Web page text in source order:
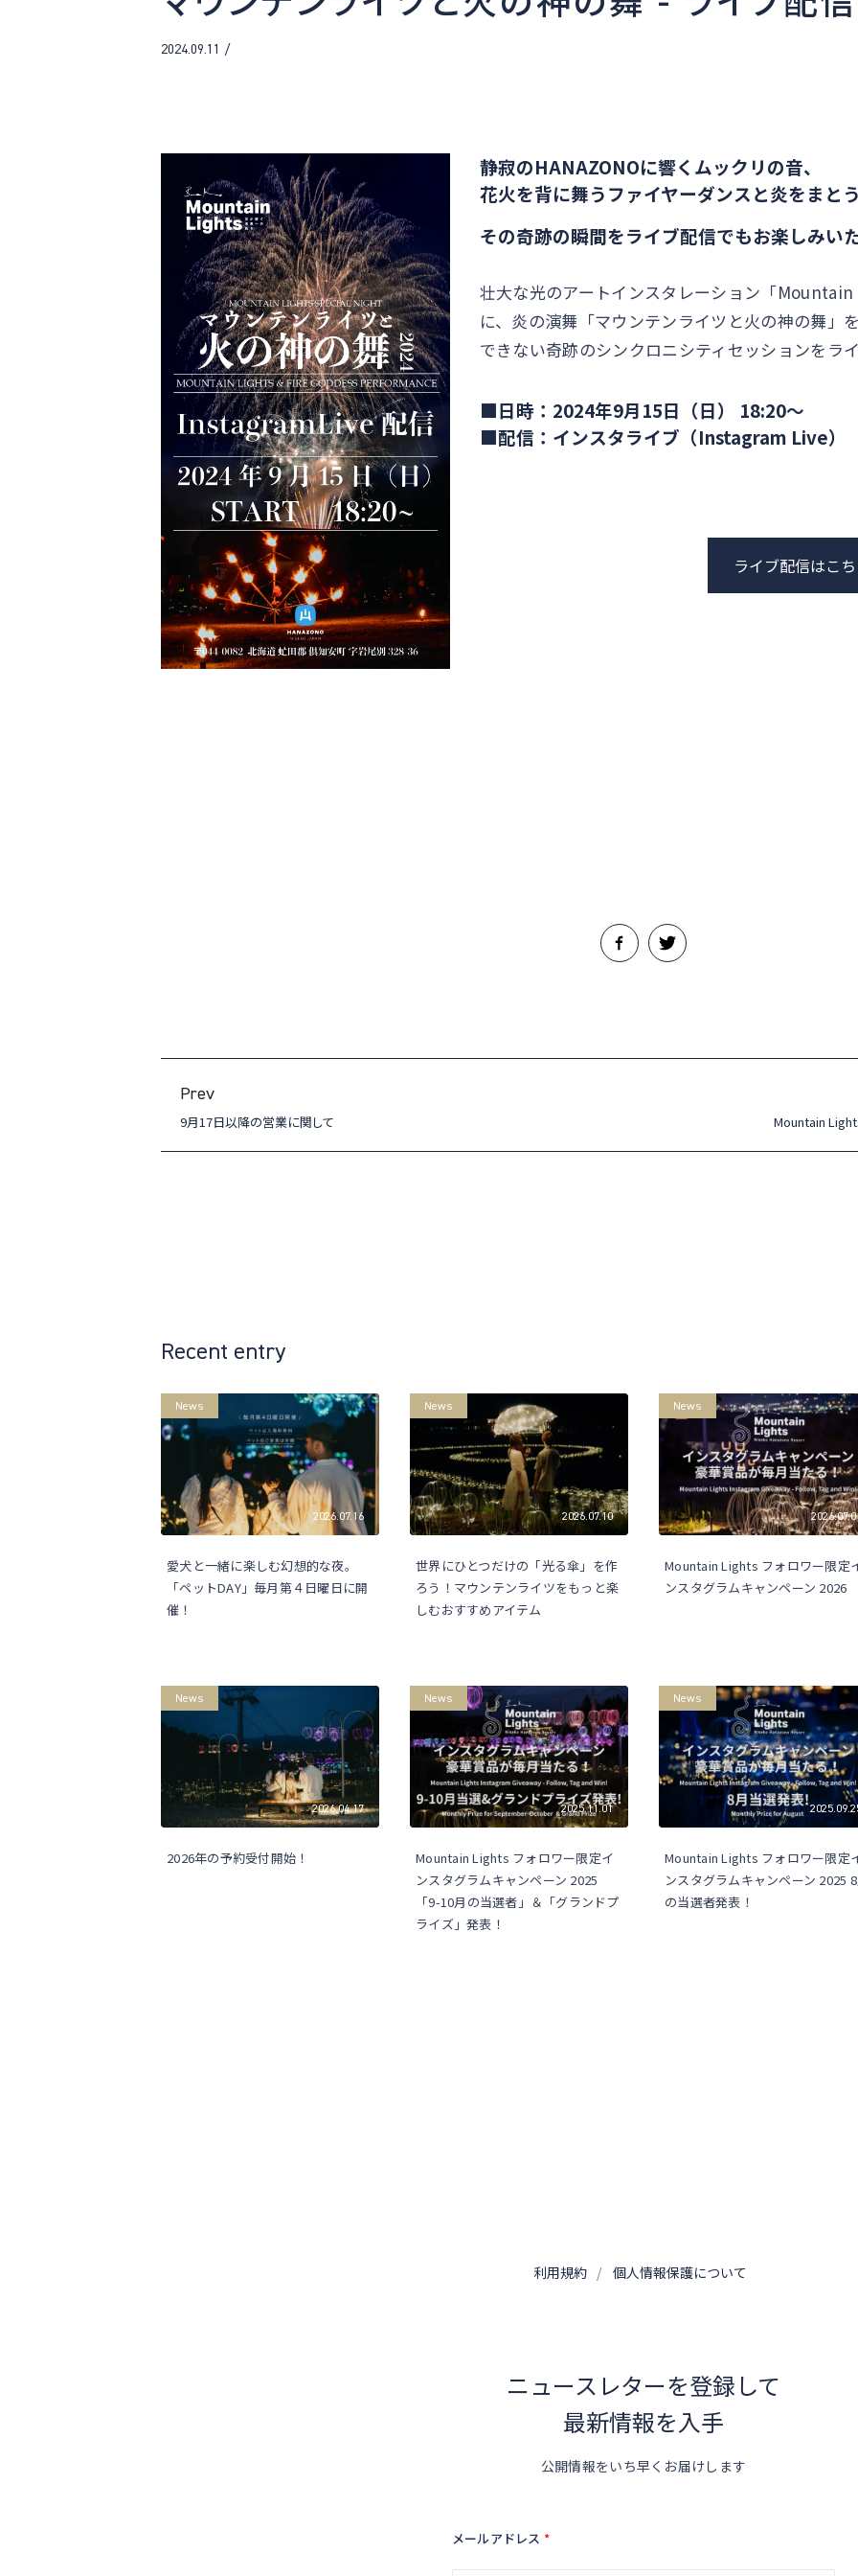
2024.09.11 /
静寂のHANAZONOに響くムックリの音、
花火を背に舞うファイヤーダンスと炎をまと
その奇跡の瞬間をライブ配信でもお楽しみい
壮大な光のアートインスタレーション「
に、炎の演舞「マウンテンライツと火の神の舞」
できない奇跡のシンクロニシティセッションをラ
■日時：2024年9月15日（日） 18:20〜
■配信：インスタライブ（Instagram Live）
ライブ配信はこ
Prev
9月17日以降の営業に関して Mountain
Recent entry
News
2026.07.16
愛犬と一緒に楽しむ幻想的な夜。
「ペットDAY」毎月第４日曜日に開
催！
News
2026.07.10
世界にひとつだけの「光る傘」を作
ろう！マウンテンライツをもっと楽
しむおすすめアイテム
News
Mountain Lights フォロワー限定
ンスタグラムキャンペーン 2026
News
2026.04.17
2026年の予約受付開始！
News
2025.11.01
Mountain Lights フォロワー限定イ
ンスタグラムキャンペーン 2025
「9-10月の当選者」＆「グランドプ
ライズ」発表！
News
Mountain Lights フォロワー限定
ンスタグラムキャンペーン 2025
の当選者発表！
利用規約 個人情報保護について
ニュースレターを登録して
最新情報を入手
公開情報をいち早くお届けします
メールアドレス